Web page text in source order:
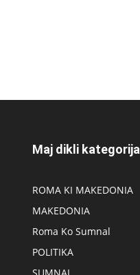
Maj dikli kategorija
ROMA KI MAKEDONIA
MAKEDONIA
Roma Ko Sumnal
POLITIKA